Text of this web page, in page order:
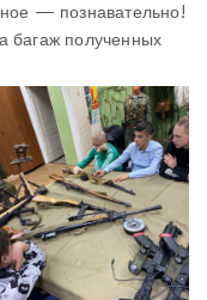
— познавательно!
багаж полученных